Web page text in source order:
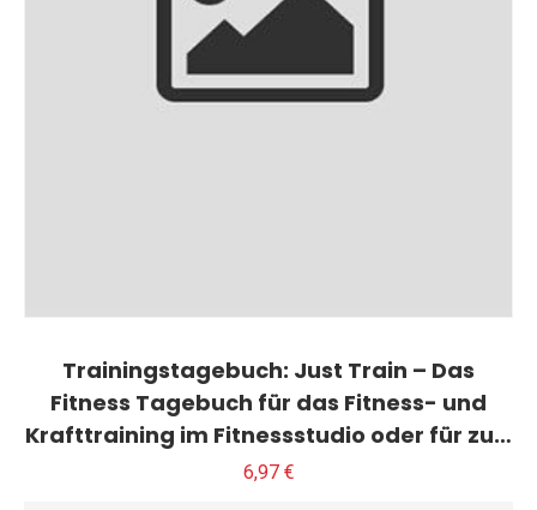
Trainingstagebuch: Just Train – Das
Fitness Tagebuch für das Fitness- und
Krafttraining im Fitnessstudio oder für zu…
6,97 €